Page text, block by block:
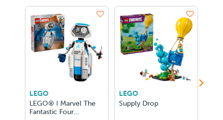
LEGO
LEGO® ǀ Marvel The
Fantastic Four
LEGO
Supply Drop